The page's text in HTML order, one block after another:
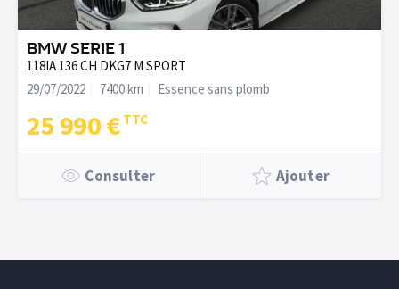
BMW SERIE 1
118IA 136 CH DKG7 M SPORT
29/07/2022
7400 km Essence sans plomb
25 990 €
Consulter Ajouter